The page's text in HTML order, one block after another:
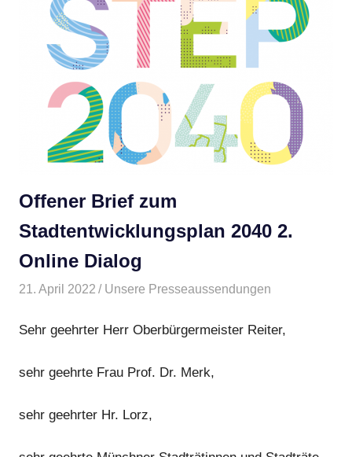
Offener Brief zum
Stadtentwicklungsplan 2040 2.
Online Dialog
21. April 2022 BMBI
Unsere Presseaussendungen
Sehr geehrter Herr Oberbürgermeister Reiter,
sehr geehrte Frau Prof. Dr. Merk,
sehr geehrter Hr. Lorz,